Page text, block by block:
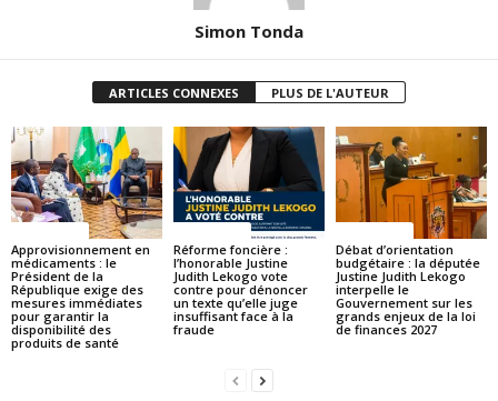
Simon Tonda
ARTICLES CONNEXES PLUS DE L'AUTEUR
Approvisionnement en
médicaments : le
Président de la
République exige des
mesures immédiates
pour garantir la
disponibilité des
produits de santé
Réforme foncière :
l’honorable Justine
Judith Lekogo vote
contre pour dénoncer
un texte qu’elle juge
insuffisant face à la
fraude
Débat d’orientation
budgétaire : la députée
Justine Judith Lekogo
interpelle le
Gouvernement sur les
grands enjeux de la loi
de finances 2027